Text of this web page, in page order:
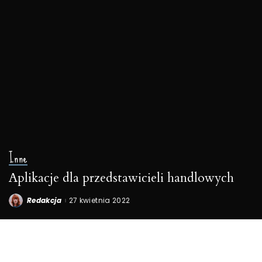
Inne
Aplikacje dla przedstawicieli handlowych
Posted
Redakcja 27 kwietnia 2022